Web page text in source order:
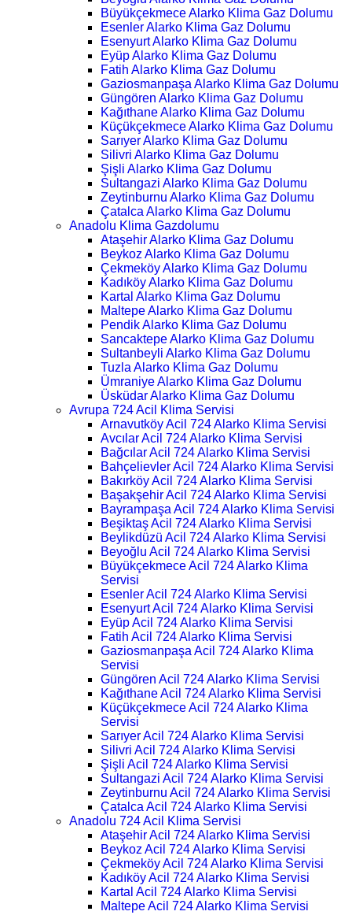
Büyükçekmece Alarko Klima Gaz Dolumu
Esenler Alarko Klima Gaz Dolumu
Esenyurt Alarko Klima Gaz Dolumu
Eyüp Alarko Klima Gaz Dolumu
Fatih Alarko Klima Gaz Dolumu
Gaziosmanpaşa Alarko Klima Gaz Dolumu
Güngören Alarko Klima Gaz Dolumu
Kağıthane Alarko Klima Gaz Dolumu
Küçükçekmece Alarko Klima Gaz Dolumu
Sarıyer Alarko Klima Gaz Dolumu
Silivri Alarko Klima Gaz Dolumu
Şişli Alarko Klima Gaz Dolumu
Sultangazi Alarko Klima Gaz Dolumu
Zeytinburnu Alarko Klima Gaz Dolumu
Çatalca Alarko Klima Gaz Dolumu
Anadolu Klima Gazdolumu
Ataşehir Alarko Klima Gaz Dolumu
Beykoz Alarko Klima Gaz Dolumu
Çekmeköy Alarko Klima Gaz Dolumu
Kadıköy Alarko Klima Gaz Dolumu
Kartal Alarko Klima Gaz Dolumu
Maltepe Alarko Klima Gaz Dolumu
Pendik Alarko Klima Gaz Dolumu
Sancaktepe Alarko Klima Gaz Dolumu
Sultanbeyli Alarko Klima Gaz Dolumu
Tuzla Alarko Klima Gaz Dolumu
Ümraniye Alarko Klima Gaz Dolumu
Üsküdar Alarko Klima Gaz Dolumu
Avrupa 724 Acil Klima Servisi
Arnavutköy Acil 724 Alarko Klima Servisi
Avcılar Acil 724 Alarko Klima Servisi
Bağcılar Acil 724 Alarko Klima Servisi
Bahçelievler Acil 724 Alarko Klima Servisi
Bakırköy Acil 724 Alarko Klima Servisi
Başakşehir Acil 724 Alarko Klima Servisi
Bayrampaşa Acil 724 Alarko Klima Servisi
Beşiktaş Acil 724 Alarko Klima Servisi
Beylikdüzü Acil 724 Alarko Klima Servisi
Beyoğlu Acil 724 Alarko Klima Servisi
Büyükçekmece Acil 724 Alarko Klima
Servisi
Esenler Acil 724 Alarko Klima Servisi
Esenyurt Acil 724 Alarko Klima Servisi
Eyüp Acil 724 Alarko Klima Servisi
Fatih Acil 724 Alarko Klima Servisi
Gaziosmanpaşa Acil 724 Alarko Klima
Servisi
Güngören Acil 724 Alarko Klima Servisi
Kağıthane Acil 724 Alarko Klima Servisi
Küçükçekmece Acil 724 Alarko Klima
Servisi
Sarıyer Acil 724 Alarko Klima Servisi
Silivri Acil 724 Alarko Klima Servisi
Şişli Acil 724 Alarko Klima Servisi
Sultangazi Acil 724 Alarko Klima Servisi
Zeytinburnu Acil 724 Alarko Klima Servisi
Çatalca Acil 724 Alarko Klima Servisi
Anadolu 724 Acil Klima Servisi
Ataşehir Acil 724 Alarko Klima Servisi
Beykoz Acil 724 Alarko Klima Servisi
Çekmeköy Acil 724 Alarko Klima Servisi
Kadıköy Acil 724 Alarko Klima Servisi
Kartal Acil 724 Alarko Klima Servisi
Maltepe Acil 724 Alarko Klima Servisi